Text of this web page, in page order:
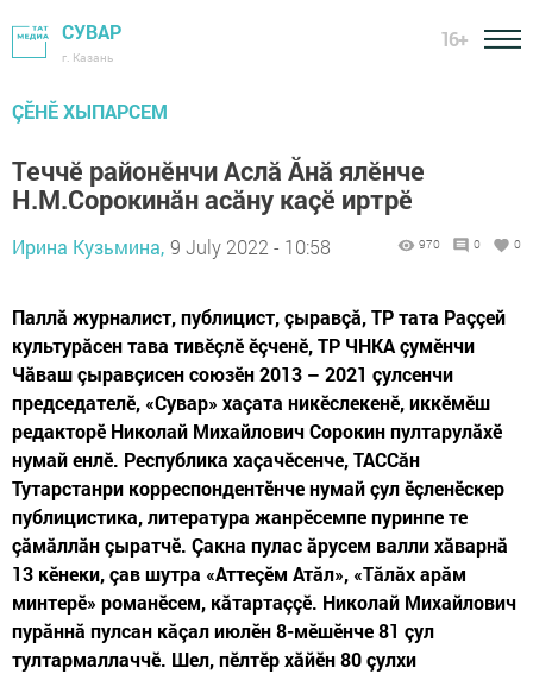
СУВАР
г. Казань
16+
ÇӖНӖ ХЫПАРСЕМ
Теччӗ районӗнчи Аслă Ăнă ялӗнче
Н.М.Сорокинăн асăну каçӗ иртрӗ
Ирина Кузьмина, 9 July 2022 - 10:58 970 0 0
Паллă журналист, публицист, çыравçă, ТР тата Раççей
культурăсен тава тивӗçлӗ ӗçченӗ, ТР ЧНКА çумӗнчи
Чăваш çыравçисен союзӗн 2013 – 2021 çулсенчи
председателӗ, «Сувар» хаçата никӗслекенӗ, иккӗмӗш
редакторӗ Николай Михайлович Сорокин пултарулăхӗ
нумай енлӗ. Республика хаçачӗсенче, ТАССăн
Тутарстанри корреспондентӗнче нумай çул ӗçленӗскер
публицистика, литература жанрӗсемпе пуринпе те
çăмăллăн çыратчӗ. Çакна пулас ăрусем валли хăварнă
13 кӗнеки, çав шутра «Аттеçӗм Атăл», «Тăлăх арăм
минтерӗ» романӗсем, кăтартаççӗ. Николай Михайлович
пурăннă пулсан кăçал июлӗн 8-мӗшӗнче 81 çул
тултармаллаччӗ. Шел, пӗлтӗр хăйӗн 80 çулхи